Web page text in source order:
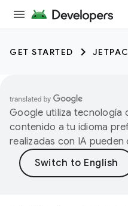
GET STARTED
Google utiliza tecnología
contenido a tu idioma
realizadas con IA